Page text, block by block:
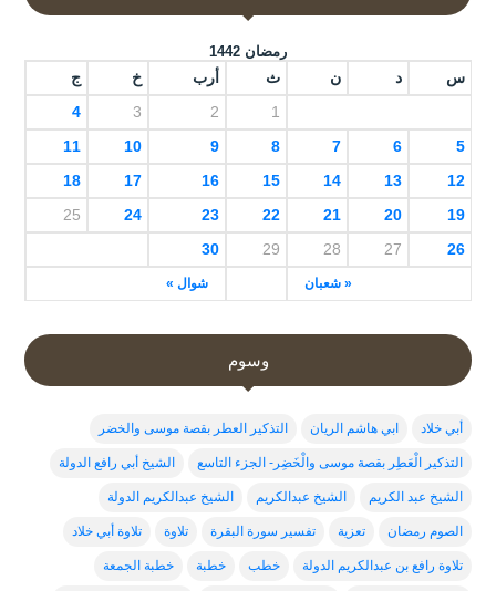
رمضان 1442
س د ن ث أرب خ ج
« شعبان شوال »
1
2
3
4
5
6
7
8
9
10
11
12
13
14
15
16
17
18
19
20
21
22
23
24
25
26
27
28
29
30
وسوم
أبي خلاد ابي هاشم الريان التذكير العطر بقصة موسى والخضر
التذكير الْعَطِر بقصة موسى والْخَضِر- الجزء التاسع الشيخ أبي رافع الدولة
الشيخ عبد الكريم الشيخ عبدالكريم الشيخ عبدالكريم الدولة
الصوم رمضان تعزية تفسير سورة البقرة تلاوة تلاوة أبي خلاد
تلاوة رافع بن عبدالكريم الدولة خطب خطبة خطبة الجمعة